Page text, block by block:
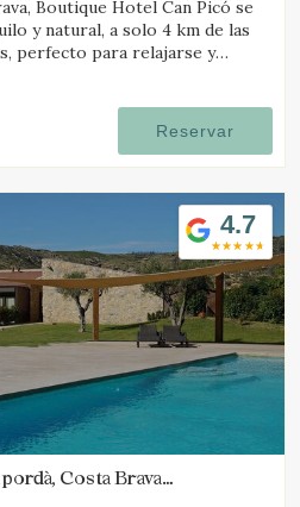
Boutique Hotel Can Picó se
y natural, a solo 4 km de las
perfecto para relajarse y
Reservar
4.7
Costa Brava